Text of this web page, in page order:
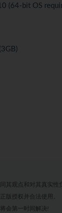
(64-bit OS
其观点和对其真实性
版授权并合法使用。
会第一时间解决!